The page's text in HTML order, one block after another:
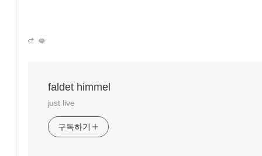
faldet himmel
just live
구독하기